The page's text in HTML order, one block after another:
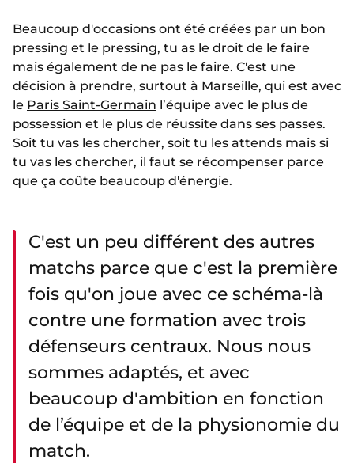
Beaucoup d'occasions ont été créées par un bon
pressing et le pressing, tu as le droit de le faire
mais également de ne pas le faire. C'est une
décision à prendre, surtout à Marseille, qui est avec
le Paris Saint-Germain l’équipe avec le plus de
possession et le plus de réussite dans ses passes.
Soit tu vas les chercher, soit tu les attends mais si
tu vas les chercher, il faut se récompenser parce
que ça coûte beaucoup d'énergie.
C'est un peu différent des autres
matchs parce que c'est la première
fois qu'on joue avec ce schéma-là
contre une formation avec trois
défenseurs centraux. Nous nous
sommes adaptés, et avec
beaucoup d'ambition en fonction
de l’équipe et de la physionomie du
match.